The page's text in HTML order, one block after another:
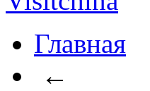
Главная
←